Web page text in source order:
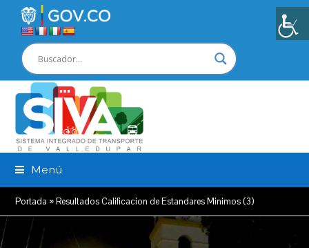
Menú
Portada »Resultados Calificacion de Estandares Minimos (3)